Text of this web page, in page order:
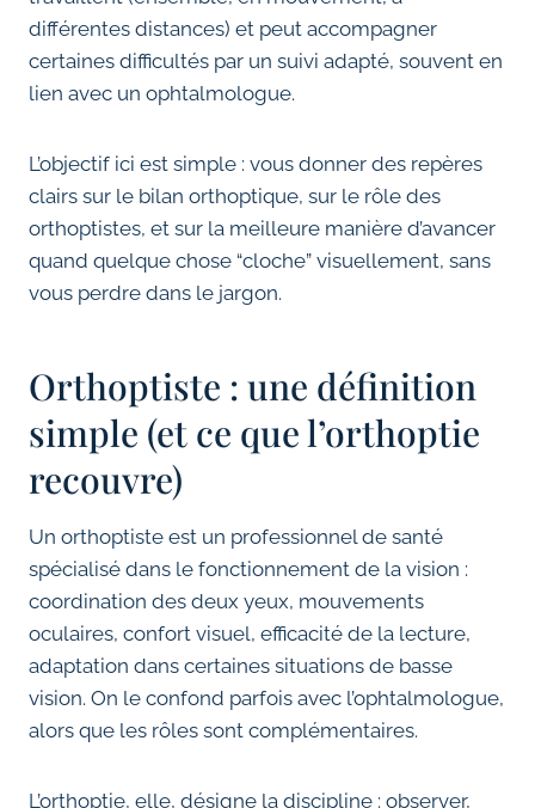
différentes distances) et peut accompagner
certaines difficultés par un suivi adapté, souvent en
lien avec un ophtalmologue.
L’objectif ici est simple : vous donner des repères
clairs sur le bilan orthoptique, sur le rôle des
orthoptistes, et sur la meilleure manière d’avancer
quand quelque chose “cloche” visuellement, sans
vous perdre dans le jargon.
Orthoptiste : une définition
simple (et ce que l’orthoptie
recouvre)
Un orthoptiste est un professionnel de santé
spécialisé dans le fonctionnement de la vision :
coordination des deux yeux, mouvements
oculaires, confort visuel, efficacité de la lecture,
adaptation dans certaines situations de basse
vision. On le confond parfois avec l’ophtalmologue,
alors que les rôles sont complémentaires.
L’orthoptie, elle, désigne la discipline : observer,